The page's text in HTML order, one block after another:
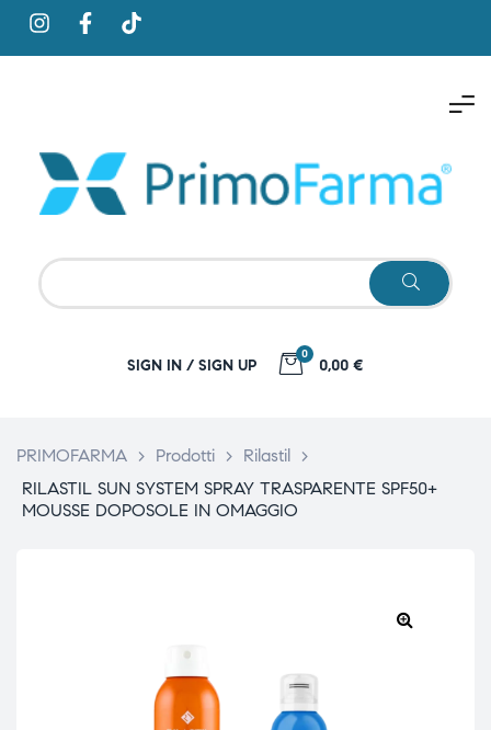
SIGN IN / SIGN UP
0
0,00 €
PRIMOFARMA > Prodotti > Rilastil >
RILASTIL SUN SYSTEM SPRAY TRASPARENTE SPF50+
MOUSSE DOPOSOLE IN OMAGGIO